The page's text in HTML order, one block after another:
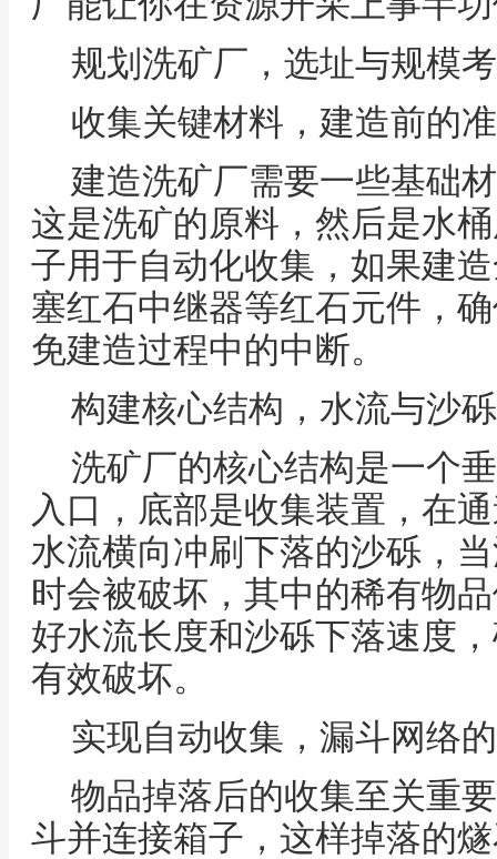
规划洗矿厂，选址与规模
收集关键材料，建造前的
建造洗矿厂需要一些基础
这是洗矿的原料，然后是水
子用于自动化收集，如果建
塞红石中继器等红石元件，
免建造过程中的中断。
构建核心结构，水流与沙
洗矿厂的核心结构是一个
入口，底部是收集装置，在
水流横向冲刷下落的沙砾，
时会被破坏，其中的稀有物
好水流长度和沙砾下落速度
有效破坏。
实现自动收集，漏斗网络
物品掉落后的收集至关重
斗并连接箱子，这样掉落的